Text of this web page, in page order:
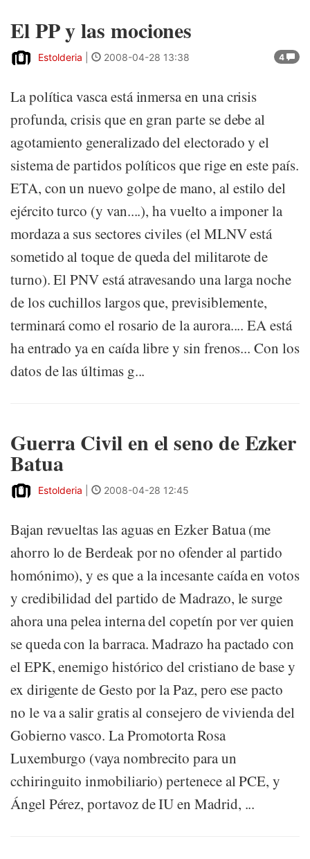
El PP y las mociones
4
Estolderia 2008-04-28 13:38
La política vasca está inmersa en una crisis
profunda, crisis que en gran parte se debe al
agotamiento generalizado del electorado y el
sistema de partidos políticos que rige en este país.
ETA, con un nuevo golpe de mano, al estilo del
ejército turco (y van....), ha vuelto a imponer la
mordaza a sus sectores civiles (el MLNV está
sometido al toque de queda del militarote de
turno). El PNV está atravesando una larga noche
de los cuchillos largos que, previsiblemente,
terminará como el rosario de la aurora.... EA está
ha entrado ya en caída libre y sin frenos... Con los
datos de las últimas g...
Guerra Civil en el seno de Ezker
Batua
Estolderia 2008-04-28 12:45
Bajan revueltas las aguas en Ezker Batua (me
ahorro lo de Berdeak por no ofender al partido
homónimo), y es que a la incesante caída en votos
y credibilidad del partido de Madrazo, le surge
ahora una pelea interna del copetín por ver quien
se queda con la barraca. Madrazo ha pactado con
el EPK, enemigo histórico del cristiano de base y
ex dirigente de Gesto por la Paz, pero ese pacto
no le va a salir gratis al consejero de vivienda del
Gobierno vasco. La Promotorta Rosa
Luxemburgo (vaya nombrecito para un
cchiringuito inmobiliario) pertenece al PCE, y
Ángel Pérez, portavoz de IU en Madrid, ...